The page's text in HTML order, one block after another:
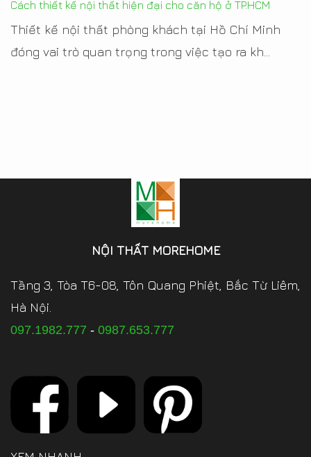
Cách thiết kế nội thất hiện đại cho căn hộ ở TP.HCM
Thiết kế nội thất phòng khách tại Hồ Chí Minh
đóng vai trò quan trọng trong việc tạo ra kh...
NỘI THẤT MOREHOME
Tầng 3, Tòa T6-08, Tôn Quang Phiệt, Bắc Từ Liêm,
Hà Nội.
097.1982.777 - 0987.653.777